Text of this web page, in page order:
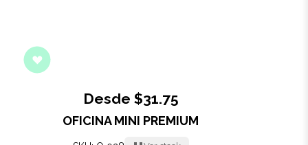
Desde $31.75
OFICINA MINI PREMIUM